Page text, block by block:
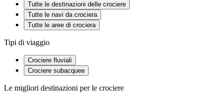
Tutte le destinazioni delle crociere
Tutte le navi da crociera
Tutte le aree di crociera
Tipi di viaggio
Crociere fluviali
Crociere subacquee
Le migliori destinazioni per le crociere